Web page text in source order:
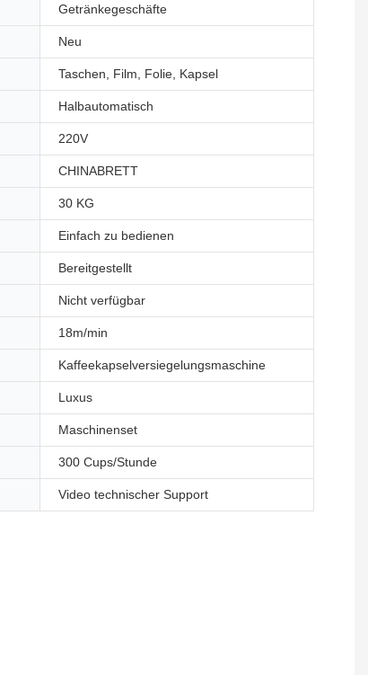
Getränkegeschäfte
Neu
Taschen, Film, Folie, Kapsel
Halbautomatisch
220V
CHINABRETT
30 KG
Einfach zu bedienen
Bereitgestellt
Nicht verfügbar
18m/min
Kaffeekapselversiegelungsmaschine
Luxus
Maschinenset
300 Cups/Stunde
Video technischer Support